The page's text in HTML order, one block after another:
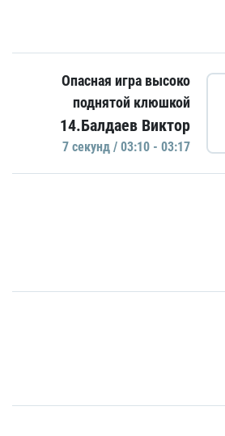
Опасная игра высоко
поднятой клюшкой
14.Балдаев Виктор
7 секунд / 03:10 - 03:17